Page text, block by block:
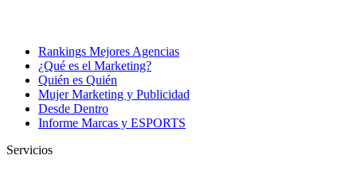
Rankings Mejores Agencias
¿Qué es el Marketing?
Quién es Quién
Mujer Marketing y Publicidad
Desde Dentro
Informe Marcas y ESPORTS
Servicios